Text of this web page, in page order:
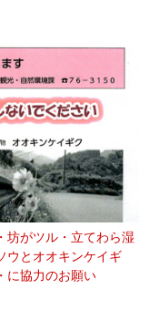
坊がツル・立てわら湿
ウとオオキンケイギ
に協力のお願い